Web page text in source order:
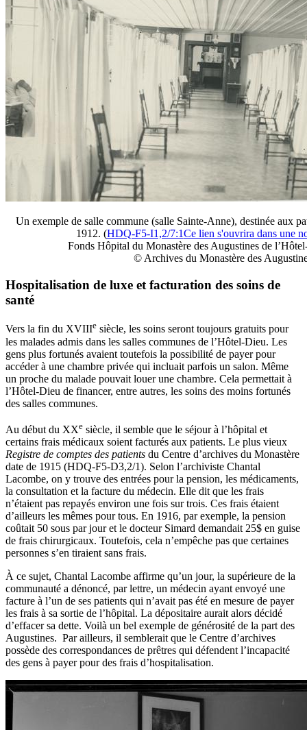
Un exemple de salle commune (salle Sainte-Anne), destinée aux
1912. (HDQ-F5-I1,2/7:1Ce lien s'ouvrira dans une
Fonds Hôpital du Monastère des Augustines de
© Archives du Monastère des
Hospitalisation de luxe et facturation des soins de
santé
Vers la fin du XVIIIe siècle, les soins seront toujours gratuits pour
les malades admis dans les salles communes de l’Hôtel-Dieu. Les
gens plus fortunés avaient toutefois la possibilité de payer pour
accéder à une chambre privée qui incluait parfois un salon. Même
un proche du malade pouvait louer une chambre. Cela permettait à
l’Hôtel-Dieu de financer, entre autres, les soins des moins fortunés
des salles communes.
Au début du XXe siècle, il semble que le séjour à l’hôpital et
certains frais médicaux soient facturés aux patients. Le plus vieux
Registre de comptes des patients du Centre d’archives du Monastère
date de 1915 (HDQ-F5-D3,2/1). Selon l’archiviste Chantal
Lacombe, on y trouve des entrées pour la pension, les médicaments,
la consultation et la facture du médecin. Elle dit que les frais
n’étaient pas repayés environ une fois sur trois. Ces frais étaient
d’ailleurs les mêmes pour tous. En 1916, par exemple, la pension
coûtait 50 sous par jour et le docteur Simard demandait 25$ en guise
de frais chirurgicaux. Toutefois, cela n’empêche pas que certaines
personnes s’en tiraient sans frais.
À ce sujet, Chantal Lacombe affirme qu’un jour, la supérieure de la
communauté a dénoncé, par lettre, un médecin ayant envoyé une
facture à l’un de ses patients qui n’avait pas été en mesure de payer
les frais à sa sortie de l’hôpital. La dépositaire aurait alors décidé
d’effacer sa dette. Voilà un bel exemple de générosité de la part des
Augustines. Par ailleurs, il semblerait que le Centre d’archives
possède des correspondances de prêtres qui défendent l’incapacité
des gens à payer pour des frais d’hospitalisation.